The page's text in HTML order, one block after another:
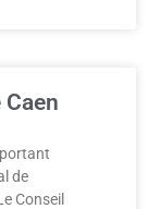
de
Conseil